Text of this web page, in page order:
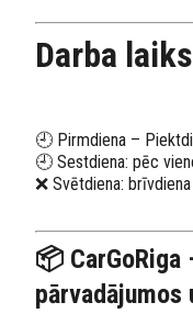
Darba laiks
🕘 Pirmdiena –
🕘 Sestdiena: pēc
❌ Svētdiena: brīvdiena
📦
pārvadājumos